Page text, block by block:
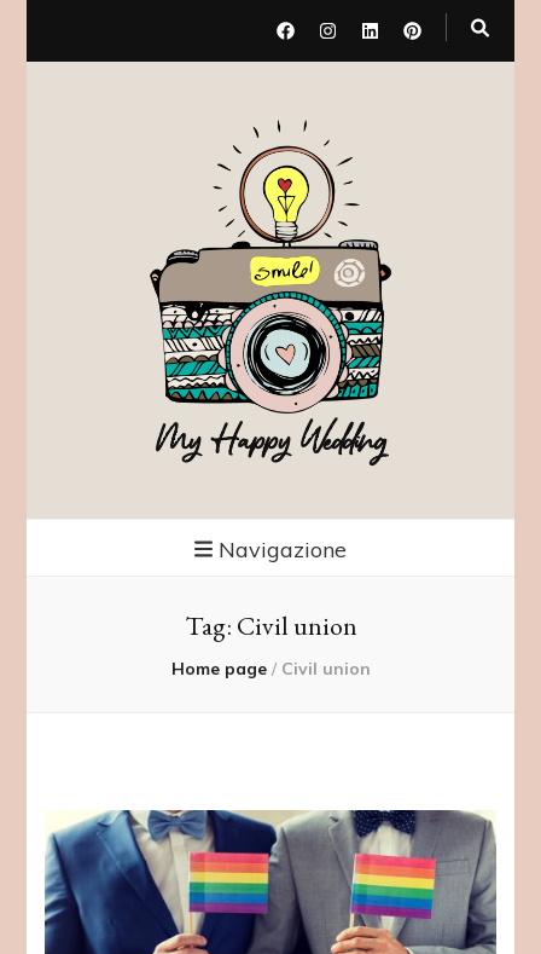
My Happy Wedding
Navigazione
Tag: Civil union
Home page / Civil union